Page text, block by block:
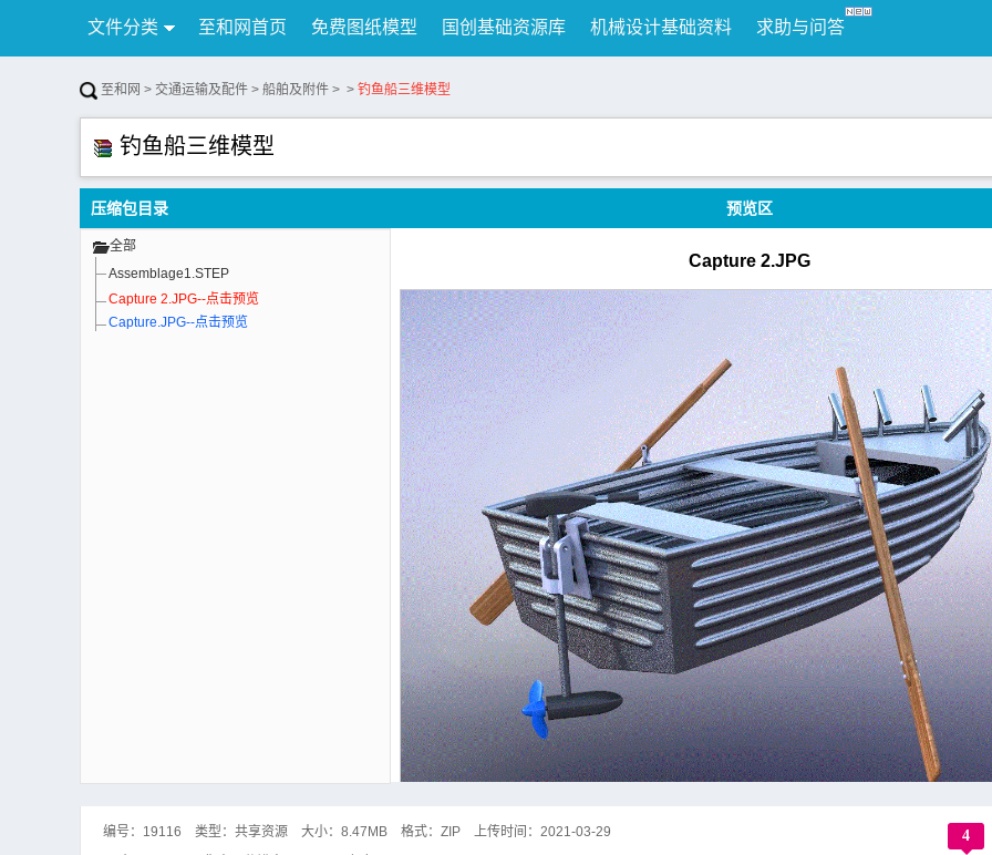
文件分类 至和网首页 免费图纸模型 国创基础资源库 机械设计基础资料 求助与问答
行业资讯 公告 联系我们
至和网 > 交通运输及配件 > 船舶及附件 > > 钓鱼船三维模型
钓鱼船三维模型
压缩包目录 预览区
全部
Assemblage1.STEP
Capture 2.JPG--点击预览
Capture.JPG--点击预览
Capture 2.JPG
编号： 19116 类型： 共享资源 大小： 8.47MB 格式： ZIP 上传时间： 2021-03-29
4